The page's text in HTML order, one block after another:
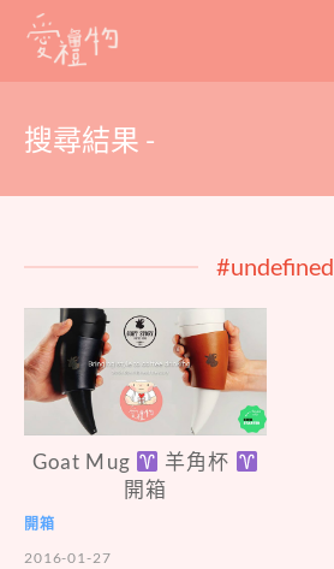
Skip
搜尋結果 -
#undefined
Goat Mug
羊角杯
開箱
開箱
2016-01-27